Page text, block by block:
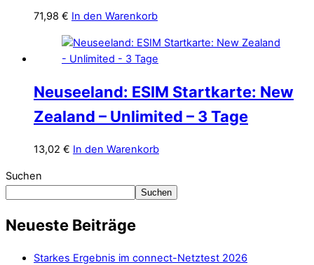
71,98 € In den Warenkorb
Neuseeland: ESIM Startkarte: New
Zealand – Unlimited – 3 Tage
13,02 € In den Warenkorb
Suchen
Suchen
Neueste Beiträge
Starkes Ergebnis im connect-Netztest 2026